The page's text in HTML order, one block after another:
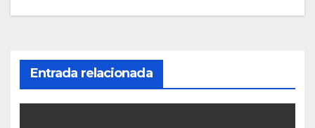
Entrada relacionada